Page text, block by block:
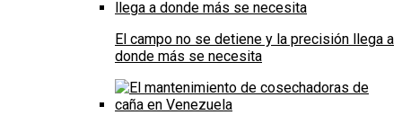
El campo no se detiene y la precisión llega a
donde más se necesita